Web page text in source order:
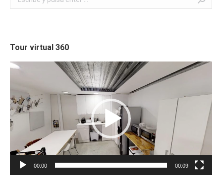
Tour virtual 360
Reproductor
00:00 00:09